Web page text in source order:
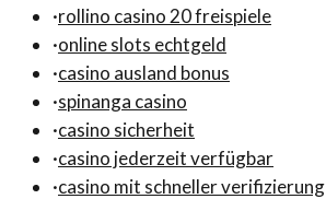
·rollino casino 20 freispiele
·online slots echtgeld
·casino ausland bonus
·spinanga casino
·casino sicherheit
·casino jederzeit verfügbar
·casino mit schneller verifizierung